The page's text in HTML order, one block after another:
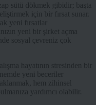
sütü dökmek gibidir; başta
için bir fırsat sunar.
yeni fırsatlar
yeni bir şirket açma
sosyal çevreniz çok
hayatının stresinden bir
yeni beceriler
hem zihinsel
yardımcı olabilir.